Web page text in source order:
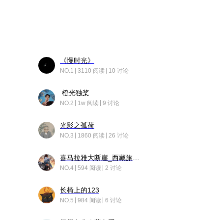
《慢时光》
NO.1 3110 阅读 10 讨论
橙光独桨
NO.2 1w 阅读 9 讨论
光影之孤荷
NO.3 1860 阅读 26 讨论
NO.4 594 阅读 2 讨论
长椅上的123
NO.5 984 阅读 6 讨论